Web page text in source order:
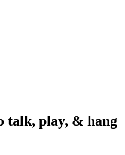
talk, play, & hang